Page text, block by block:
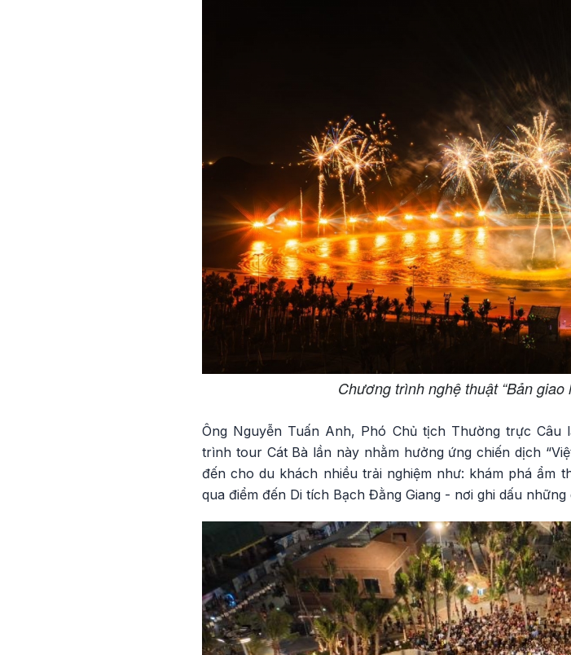
Chương trình nghệ thuật “Bản
Ông Nguyễn Tuấn Anh, Phó Chủ tịch Thường trực
trình tour Cát Bà lần này nhằm hưởng ứng chiến dịch
đến cho du khách nhiều trải nghiệm như: khám phá ẩm
qua điểm đến Di tích Bạch Đằng Giang - nơi ghi dấu